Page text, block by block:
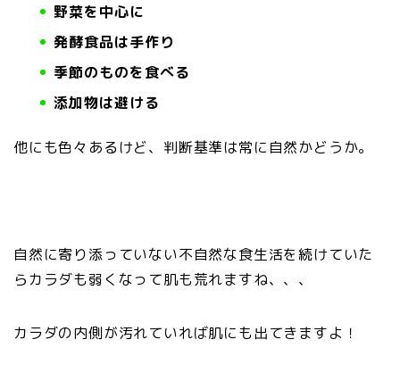
野菜を中心に
発酵食品は手作り
季節のものを食べる
添加物は避ける
他にも色々あるけど、判断基準は常に自然かどうか。
自然に寄り添っていない不自然な食生活を続けていた
らカラダも弱くなって肌も荒れますね、、、
カラダの内側が汚れていれば肌にも出てきますよ！